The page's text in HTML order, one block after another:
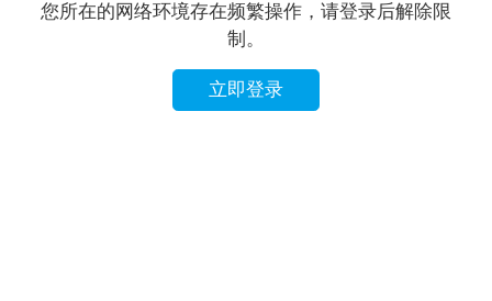
您所在的网络环境存在频繁操作，请登录后解除限
制。
立即登录